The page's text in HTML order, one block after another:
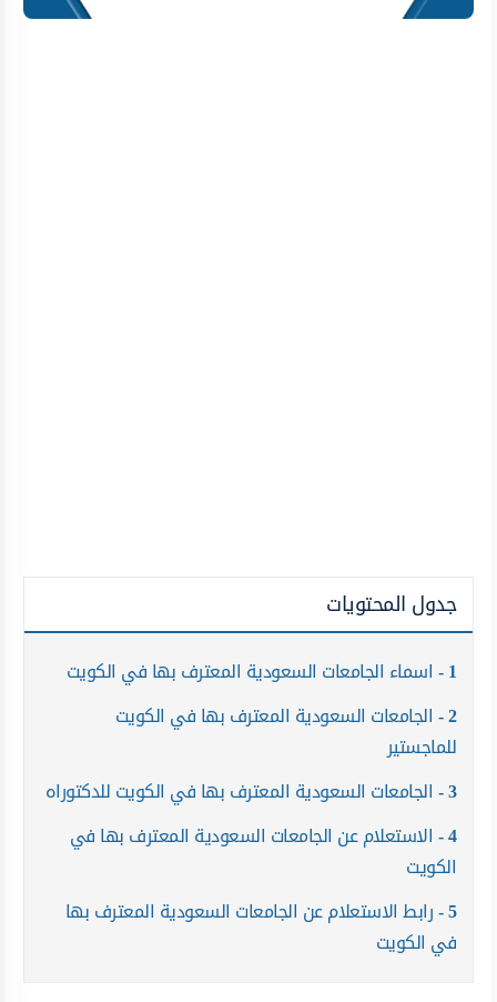
جدول المحتويات
1 اسماء الجامعات السعودية المعترف بها في الكويت
2 الجامعات السعودية المعترف بها في الكويت
للماجستير
3 الجامعات السعودية المعترف بها في الكويت للدكتوراه
4 الاستعلام عن الجامعات السعودية المعترف بها في
الكويت
5 رابط الاستعلام عن الجامعات السعودية المعترف بها
في الكويت